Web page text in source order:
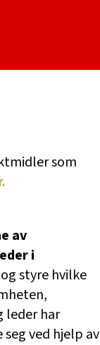
som
av
i
styre hvilke
leder har
ved hjelp av